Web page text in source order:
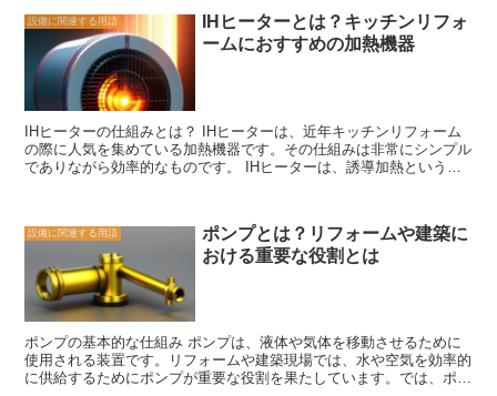
ス風呂給湯器の導入を検討してみる価値があります。
を保ちやすいという利点もあります。さらに、陶器製の洗面ボウル
は、さまざまな形状や色合いで提供されており、インテリアに合わせ
て選ぶことができます。 次に、ガラス製の洗面ボウルも人気があり
ます。ガラス製の洗面ボウルは、その透明感と光沢感が特徴であり、
洗面台にエレガントな雰囲気を与えます。また、ガラス製の洗面ボウ
ルは、独特の模様や色合いがあり、個性的なデザインを楽しむことが
できます。ただし、ガラスは比較的傷つきやすい素材であるため、取
り扱いには注意が必要です。 さらに、最近では人工大理石製の洗面
ボウルも増えてきています。人工大理石製の洗面ボウルは、その高い
用においても安心して利用することができます。 以上のように、洗
面ボウルにはさまざまな種類があり、それぞれ独自の特徴を持ってい
ます。洗面ボウルを選ぶ際には、デザインや耐久性、取り扱いのしや
すさなどを考慮し、自分の好みや使用環境に合ったものを選ぶことが
重要です。洗面ボウルは日常の生活において頻繁に使用するものであ
るため、自分にとって使いやすいものを選ぶことで、快適なバスルー
設備に関連する用語
IHヒーターとは？キッチンリフォ
ームにおすすめの加熱機器
IHヒーターの仕組みとは？ IHヒーターは、近年キッチンリフォーム
の際に人気を集めている加熱機器です。その仕組みは非常にシンプル
でありながら効率的なものです。 IHヒーターは、誘導加熱という原
やフライパンなどの調理器具には、磁性体が使われています。この磁
性体がコイルの磁場によって電流が発生し、その電流によって加熱が
行われるのです。 この誘導加熱の仕組みによって、IHヒーターは非
常に効率的な加熱が可能です。なぜなら、磁性体によって発生する電
流は、直接的に調理器具を加熱するため、熱エネルギーの損失が少な
いからです。また、IHヒーターは瞬時に加熱することができるため、
調理時間も短縮されます。 さらに、IHヒーターは温度調節が非常に
正確であり、一定の温度を保つことができます。これは、IHヒーター
が鍋やフライパンの底面に直接加熱するため、調理器具の温度と調整
設備に関連する用語
ポンプとは？リフォームや建築に
おける重要な役割とは
ポンプの基本的な仕組み ポンプは、液体や気体を移動させるために
使用される装置です。リフォームや建築現場では、水や空気を効率的
に供給するためにポンプが重要な役割を果たしています。では、ポン